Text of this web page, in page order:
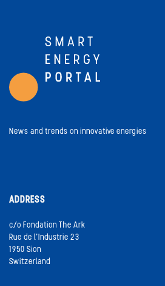
News and trends on innovative energies
ADDRESS
c/o Fondation The Ark
Rue de l’Industrie 23
1950 Sion
Switzerland